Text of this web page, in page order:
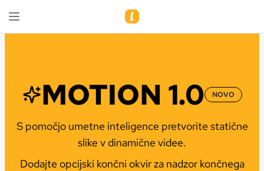
MOTION 1.0 NOVO
S pomočjo umetne inteligence pretvorite statične
slike v dinamične videe.
Dodajte opcijski končni okvir za nadzor končnega